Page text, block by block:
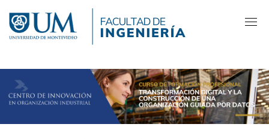
contenido
principal